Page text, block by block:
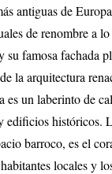
antiguas de
de renombre a
famosa fachada
la arquitectura
es un laberinto de
edificios históricos.
barroco, es el
locales y